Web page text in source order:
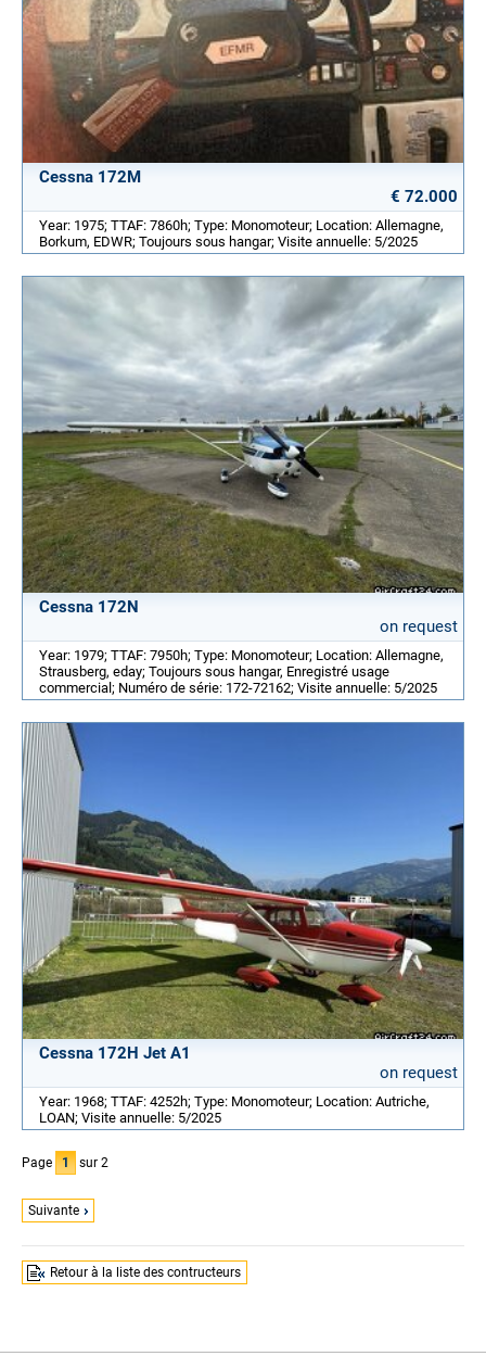
Cessna 172M
€ 72.000
Year: 1975; TTAF: 7860h; Type: Monomoteur; Location: Allemagne,
Borkum, EDWR; Toujours sous hangar; Visite annuelle: 5/2025
Cessna 172N
on request
Year: 1979; TTAF: 7950h; Type: Monomoteur; Location: Allemagne,
Strausberg, eday; Toujours sous hangar, Enregistré usage
commercial; Numéro de série: 172-72162; Visite annuelle: 5/2025
Cessna 172H Jet A1
on request
Year: 1968; TTAF: 4252h; Type: Monomoteur; Location: Autriche,
LOAN; Visite annuelle: 5/2025
Page 1 sur 2
Suivante
Retour à la liste des contructeurs